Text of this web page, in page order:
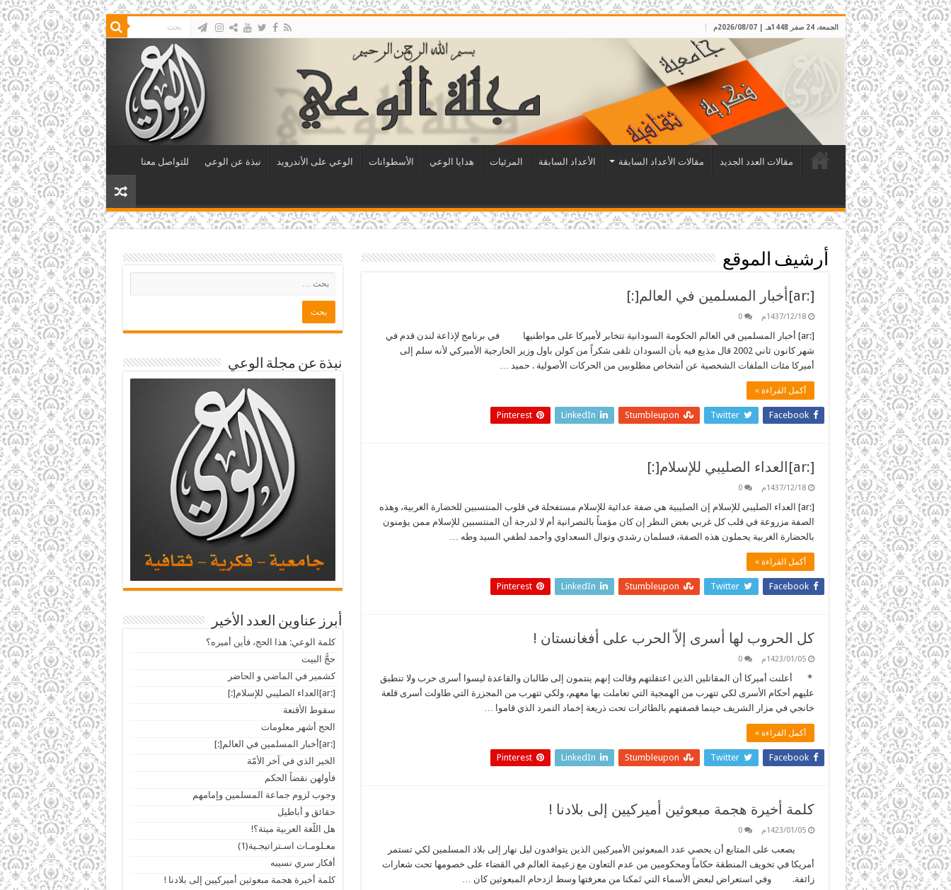
الجمعة، 24 صفر 1448هـ | 2026/08/07م
مقالات العدد الجديد مقالات الأعداد السابقة الأعداد السابقة المرئيات هدايا الوعي الأسطوانات الوعي على الأندرويد نبذة عن الوعي للتواصل معنا
أرشيف الموقع
[:ar]أخبار المسلمين في العالم[:]
1437/12/18م 0
[:ar] أخبار المسلمين في العالم الحكومة السودانية تتخابر لأميركا على مواطنيها في برنامج لإذاعة لندن قدم في
شهر كانون ثاني 2002 قال مذيع فيه بأن السودان تلقى شكراً من كولن باول وزير الخارجية الأميركي لأنه سلم إلى
أميركا مئات الملفات الشخصية عن أشخاص مطلوبين من الحركات الأصولية . حميد …
أكمل القراءة »
Facebook
Twitter
Stumbleupon
LinkedIn
Pinterest
[:ar]العداء الصليبي للإسلام[:]
1437/12/18م 0
[:ar] العداء الصليبي للإسلام إن الصليبية هي صفة عدائية للإسلام مستفحلة في قلوب المنتسبين للحضارة الغربية، وهذه
الصفة مزروعة في قلب كل غربي بغض النظر إن كان مؤمناً بالنصرانية أم لا لدرجة أن المنتسبين للإسلام ممن يؤمنون
بالحضارة الغربية يحملون هذه الصفة، فسلمان رشدي ونوال السعداوي وأحمد لطفي السيد وطه …
أكمل القراءة »
Facebook
Twitter
Stumbleupon
LinkedIn
Pinterest
كل الحروب لها أسرى إلاّ الحرب على أفغانستان !
1423/01/05م 0
* أعلنت أميركا أن المقاتلين الذين اعتقلتهم وقالت إنهم ينتمون إلى طالبان والقاعدة ليسوا أسرى حرب ولا تنطبق
عليهم أحكام الأسرى لكي تتهرب من الهمجية التي تعاملت بها معهم، ولكي تتهرب من المجزرة التي طاولت أسرى قلعة
خانجي في مزار الشريف حينما قصفتهم بالطائرات تحت ذريعة إخماد التمرد الذي قاموا …
أكمل القراءة »
Facebook
Twitter
Stumbleupon
LinkedIn
Pinterest
كلمة أخيرة هجمة مبعوثين أميركيين إلى بلادنا !
1423/01/05م 0
يصعب على المتابع أن يحصي عدد المبعوثين الأميركيين الذين يتوافدون ليل نهار إلى بلاد المسلمين لكي تستمر
أمريكا في تخويف المنطقة حكاماً ومحكومين من عدم التعاون مع زعيمة العالم في القضاء على خصومها تحت شعارات
زائفة. وفي استعراض لبعض الأسماء التي تَمكنا من معرفتها وسط ازدحام المبعوثين كان …
نبذة عن مجلة الوعي
أبرز عناوين العدد الأخير
كلمة الوعي: هذا الحج، فأين أميره؟
حجُّ البيت
كشمير في الماضي و الحاضر
[:ar]العداء الصليبي للإسلام[:]
سقوط الأقنعة
الحج أشهر معلومات
[:ar]أخبار المسلمين في العالم[:]
الخير الذي في آخر الأمّة
فأولهن نقضاً الحكم
وجوب لزوم جماعة المسلمين وإمامهم
حقائق و أباطيل
هل اللُّغة العربية ميتة؟!
معـلومـات اسـتراتيجـية(1)
أفكار سري نسيبه
كلمة أخيرة هجمة مبعوثين أميركيين إلى بلادنا !